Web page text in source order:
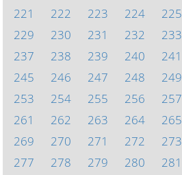
221 222 223 224 225
229
230 231 232 233
237
238 239 240 241
245
246 247 248 249
253
254 255 256 257
261
262 263 264 265
269
270 271 272 273
277
278 279 280 281